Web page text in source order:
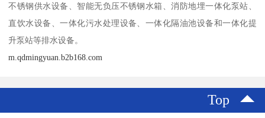
不锈钢供水设备、智能无负压不锈钢水箱、消防地埋一体化泵站、
直饮水设备、一体化污水处理设备、一体化隔油池设备和一体化提
升泵站等排水设备。
m.qdmingyuan.b2b168.com
Top